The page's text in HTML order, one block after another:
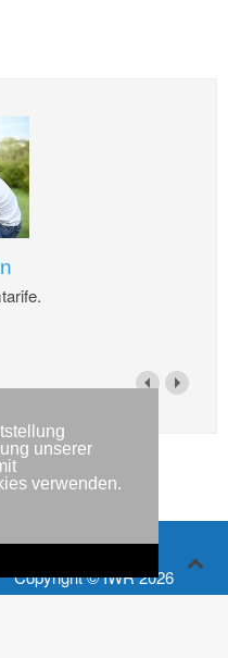
unserer
verwenden.
Copyright © IWR 2026